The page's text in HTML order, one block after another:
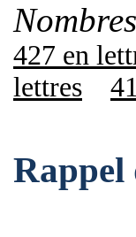
427 en
lettres
Rappel